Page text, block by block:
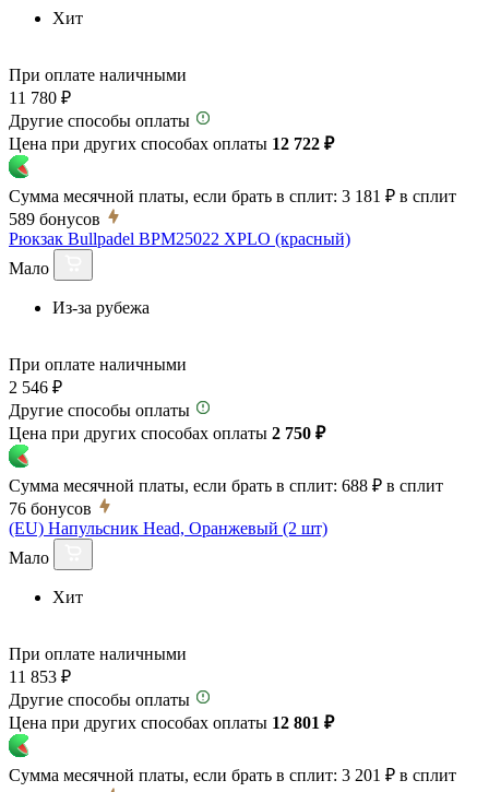
Хит
При оплате наличными
11 780 ₽
Другие способы оплаты
Цена при других способах оплаты 12 722 ₽
Сумма месячной платы, если брать в сплит: 3 181 ₽ в сплит
589 бонусов
Рюкзак Bullpadel BPM25022 XPLO (красный)
Мало
Из-за рубежа
При оплате наличными
2 546 ₽
Другие способы оплаты
Цена при других способах оплаты 2 750 ₽
Сумма месячной платы, если брать в сплит: 688 ₽ в сплит
76 бонусов
(EU) Напульсник Head, Оранжевый (2 шт)
Мало
Хит
При оплате наличными
11 853 ₽
Другие способы оплаты
Цена при других способах оплаты 12 801 ₽
Сумма месячной платы, если брать в сплит: 3 201 ₽ в сплит